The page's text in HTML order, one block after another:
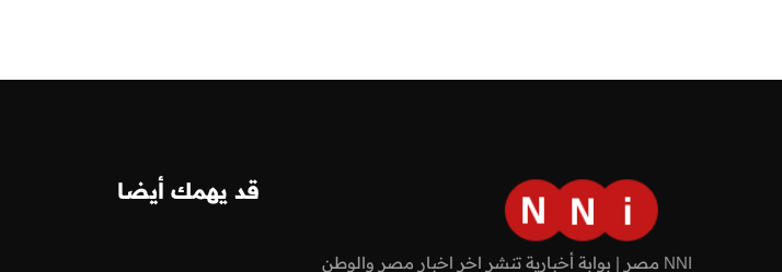
NNI مصر | بوابة أخبارية تنشر اخر اخبار مصر والوطن
قد يهمك أيضا